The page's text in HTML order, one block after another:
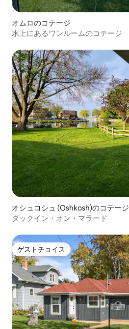
オムロのコテージ
水上にあるワンルームのコテージ
オシュコシュ (Oshkosh)のコテージ
ダックイン・オン・マラード
ゲストチョイス
ゲストチョイス